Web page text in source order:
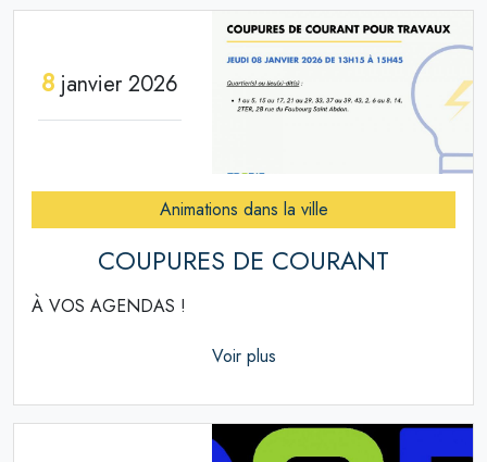
8janvier 2026
Animations dans la ville
COUPURES DE COURANT
À VOS AGENDAS !
Voir plus